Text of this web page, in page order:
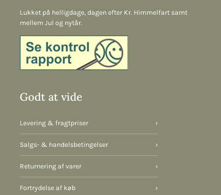
Lukket på helligdage, dagen efter Kr. Himmelfart samt
mellem Jul og nytår.
Godt at vide
Levering & fragtpriser ›
Salgs- & handelsbetingelser ›
Returnering af varer ›
Fortrydelse af køb ›